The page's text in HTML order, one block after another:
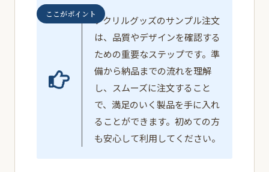
ここがポイント
アクリルグッズのサンプル注文
は、品質やデザインを確認する
ための重要なステップです。準
備から納品までの流れを理解
し、スムーズに注文すること
で、満足のいく製品を手に入れ
ることができます。初めての方
も安心して利用してください。